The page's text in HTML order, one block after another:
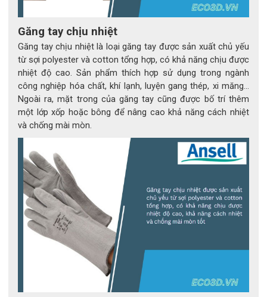
Găng tay chịu nhiệt
Găng tay chịu nhiệt là loại găng tay được sản xuất chủ yếu
từ sợi polyester và cotton tổng hợp, có khả năng chịu được
nhiệt độ cao. Sản phẩm thích hợp sử dụng trong ngành
công nghiệp hóa chất, khí lạnh, luyện gang thép, xi măng…
Ngoài ra, mặt trong của găng tay cũng được bố trí thêm
một lớp xốp hoặc bông để nâng cao khả năng cách nhiệt
và chống mài mòn.